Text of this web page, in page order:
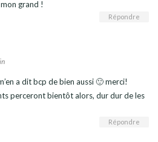
grand !
Répondre
a dit bcp de bien aussi 🙂 merci!
perceront bientôt alors, dur dur de les
Répondre